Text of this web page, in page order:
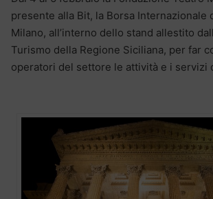
presente alla Bit, la Borsa Internazionale
Milano, all’interno dello stand allestito
Turismo della Regione Siciliana, per far
operatori del settore le attività e i servizi